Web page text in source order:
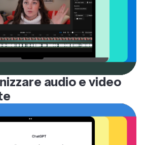
audio e video